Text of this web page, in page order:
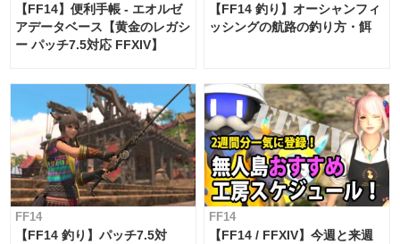
【FF14】便利手帳 - エオルゼ
アデータベース【黄金のレガシ
ー パッチ7.5対応 FFXIV】
【FF14 釣り】オーシャンフィ
ッシングの航路の釣り方・餌
FF14
【FF14 釣り】パッチ7.5対
FF14
【FF14 / FFXIV】今週と来週